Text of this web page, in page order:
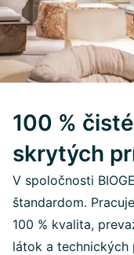
100 %
skrytých
V spoločnosti
štandardom.
100 % kvalita,
látok a technických